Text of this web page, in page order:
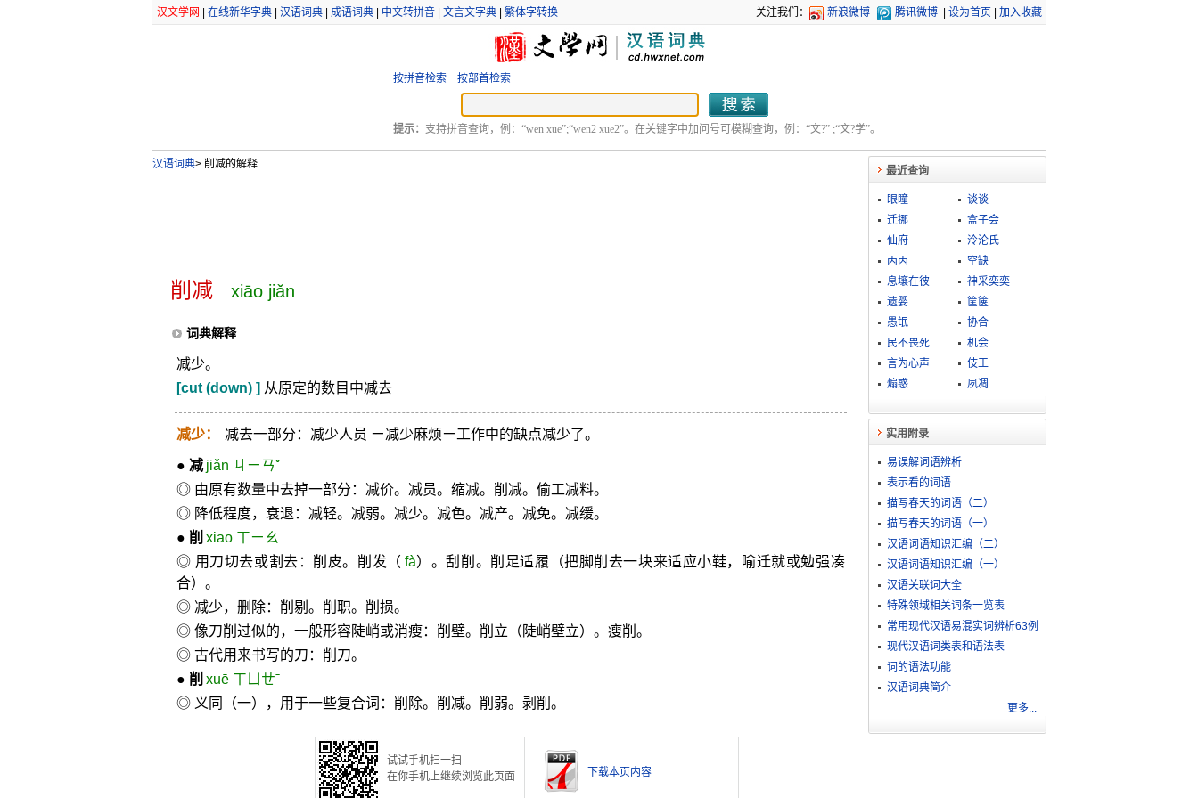
汉文学网 在线新华字典| 汉语词典| 成语词典| 中文转拼音| 文言文字典| 繁体字转换 关注我们： 新浪微博 腾讯微博 设为首页 加入收藏
按拼音检索 按部首检索
提示： 支持拼音查询，例：“wen xue”;“wen2 xue2”。在关键字中加问号可模糊查询，例：“文?” ;“文?学”。
汉语词典>削减的解释
削减 xiāo jiǎn
词典解释
减少。
[cut (down) ] 从原定的数目中减去
减少： 减去一部分：减少人员 ㄧ减少麻烦ㄧ工作中的缺点减少了。
● 减 jiǎn ㄐㄧㄢˇ
◎ 由原有数量中去掉一部分：减价。减员。缩减。削减。偷工减料。
◎ 降低程度，衰退：减轻。减弱。减少。减色。减产。减免。减缓。
● 削 xiāo ㄒㄧㄠˉ
◎ 用刀切去或割去：削皮。削发（ fà）。刮削。削足适履（把脚削去一块来适应小鞋，喻迁就或勉强凑
合）。
◎ 减少，删除：削剔。削职。削损。
◎ 像刀削过似的，一般形容陡峭或消瘦：削壁。削立（陡峭壁立）。瘦削。
◎ 古代用来书写的刀：削刀。
● 削 xuē ㄒㄩㄝˉ
◎ 义同（一），用于一些复合词：削除。削减。削弱。剥削。
试试手机扫一扫
在你手机上继续浏览此页面
下载本页内容
最近查询
眼瞳
谈谈
迁挪
盒子会
仙府
泠沦氏
丙丙
空缺
息壤在彼
神采奕奕
遗婴
筐箧
愚氓
协合
民不畏死
机会
言为心声
伎工
煽惑
夙凋
实用附录
易误解词语辨析
表示看的词语
描写春天的词语（二）
描写春天的词语（一）
汉语词语知识汇编（二）
汉语词语知识汇编（一）
汉语关联词大全
特殊领域相关词条一览表
常用现代汉语易混实词辨析63例
现代汉语词类表和语法表
词的语法功能
汉语词典简介
更多...